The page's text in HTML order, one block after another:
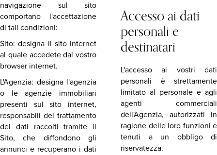
navigazione sul sito
comportano l'accettazione
di tali condizioni:
Sito: designa il sito internet
al quale accedete dal vostro
browser internet.
L'Agenzia: designa l'agenzia
o le agenzie immobiliari
presenti sul sito internet,
responsabili del trattamento
dei dati raccolti tramite il
Sito, che diffondono gli
annunci e recuperano i dati
Accesso ai dati
personali e
destinatari
L'accesso ai vostri dati
personali è strettamente
limitato al personale e agli
agenti commerciali
dell'Agenzia, autorizzati in
ragione delle loro funzioni e
tenuti a un obbligo di
riservatezza.